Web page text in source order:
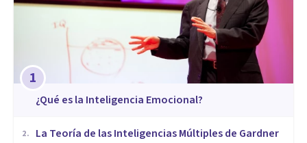
1
¿Qué es la Inteligencia Emocional?
2. La Teoría de las Inteligencias Múltiples de Gardner